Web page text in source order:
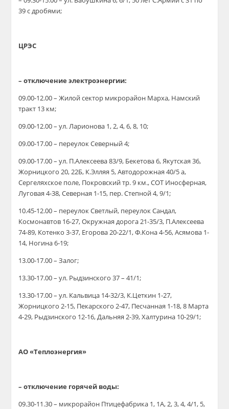
39 с дробями;
ЦРЭС
– отключение электроэнергии:
09.00-12.00 – Жилой сектор микрорайон Марха, Намский
тракт 13 км;
09.00-12.00 – ул. Ларионова 1, 2, 4, 6, 8, 10;
09.00-17.00 – переулок Северный 4;
09.00-17.00 – ул. П.Алексеева 83/9, Бекетова 6, Якутская 36,
Жорницкого 20, 22Б, К.Элляя 5, Автодорожная 40/5 а,
Сергеляхское поле, Покровский тр. 9 км., СОТ Иносферная,
Луговая 4-38, Северная 1-15, пер. Степной 4, 9/1;
10.45-12.00 – переулок Светлый, переулок Сандал,
Космонавтов 16-27, Окружная дорога 21-35/3, П.Алексеева
74-89, Котенко 3-37, Егорова 20-22/1, Ф.Кона 4-56, Асямова 1-
14, Ногина 6-19;
13.00-17.00 – Залог;
13.30-17.00 – ул. Рыдзинского 37 – 41/1;
13.30-17.00 – ул. Кальвица 14-32/3, К.Цеткин 1-27,
Жорницкого 2-15, Пекарского 2-47, Песчанная 1-18, 8 Марта
4-29, Рыдзинского 12-16, Дальняя 2-39, Халтурина 10-29/1;
АО «Теплоэнергия»
– отключение горячей воды:
09.30-11.30 – микрорайон Птицефабрика 1, 1А, 2, 3, 4, 4/1, 5,